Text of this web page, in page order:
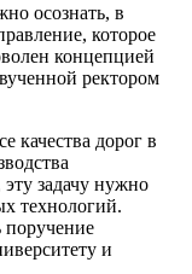
осознать, в
которое
концепцией
ректором
качества дорог в
задачу нужно
технологий.
поручение
и